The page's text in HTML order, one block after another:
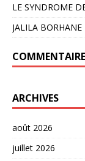
LE SYNDROME
JALILA BORHANE
ARCHIVES
août 2026
juillet 2026